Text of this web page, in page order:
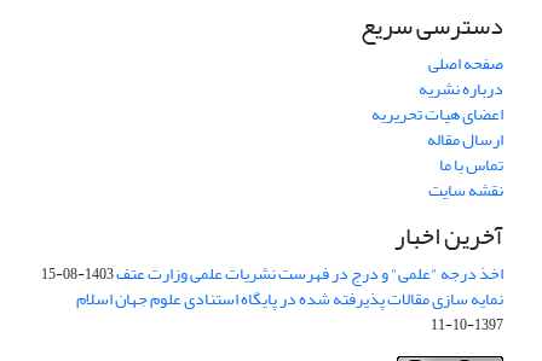
دسترسی سریع
صفحه اصلی
درباره نشریه
اعضای هیات تحریریه
ارسال مقاله
تماس با ما
نقشه سایت
آخرین اخبار
اخذ درجه "علمی" و درج در فهرست نشریات علمی وزارت عتف1403-08-15
نمایه سازی مقالات پذیرفته شده در پایگاه استنادی علوم جهان اسلام
1397-10-11